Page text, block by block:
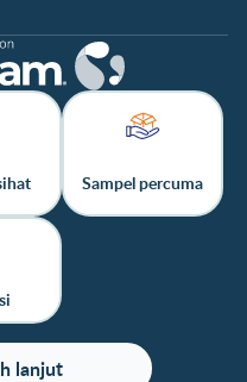
Sampel percuma
lanjut